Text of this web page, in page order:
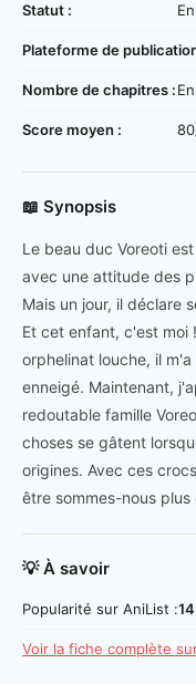
Statut :
Plateforme de
Nombre de chapitres :
Score moyen :
📖 Synopsis
Le beau duc Voreoti
avec une attitude des
Mais un jour, il déclare
Et cet enfant, c'est moi
orphelinat louche, il
enneigé. Maintenant,
redoutable famille
choses se gâtent
origines. Avec ces
être sommes-nous
💡 À savoir
Popularité sur AniList :
Voir la fiche complète